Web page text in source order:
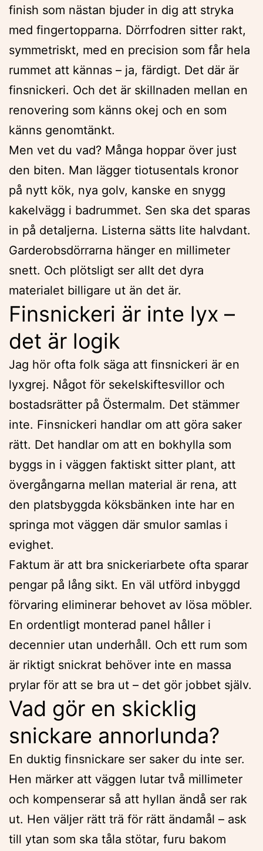
finish som nästan bjuder in dig att stryka
med fingertopparna. Dörrfodren sitter rakt,
symmetriskt, med en precision som får hela
rummet att kännas – ja, färdigt. Det där är
finsnickeri. Och det är skillnaden mellan en
renovering som känns okej och en som
känns genomtänkt.
Men vet du vad? Många hoppar över just
den biten. Man lägger tiotusentals kronor
på nytt kök, nya golv, kanske en snygg
kakelvägg i badrummet. Sen ska det sparas
in på detaljerna. Listerna sätts lite halvdant.
Garderobsdörrarna hänger en millimeter
snett. Och plötsligt ser allt det dyra
materialet billigare ut än det är.
Finsnickeri är inte lyx –
det är logik
Jag hör ofta folk säga att finsnickeri är en
lyxgrej. Något för sekelskiftesvillor och
bostadsrätter på Östermalm. Det stämmer
inte. Finsnickeri handlar om att göra saker
rätt. Det handlar om att en bokhylla som
byggs in i väggen faktiskt sitter plant, att
övergångarna mellan material är rena, att
den platsbyggda köksbänken inte har en
springa mot väggen där smulor samlas i
evighet.
Faktum är att bra snickeriarbete ofta sparar
pengar på lång sikt. En väl utförd inbyggd
förvaring eliminerar behovet av lösa möbler.
En ordentligt monterad panel håller i
decennier utan underhåll. Och ett rum som
är riktigt snickrat behöver inte en massa
prylar för att se bra ut – det gör jobbet själv.
Vad gör en skicklig
snickare annorlunda?
En duktig finsnickare ser saker du inte ser.
Hen märker att väggen lutar två millimeter
och kompenserar så att hyllan ändå ser rak
ut. Hen väljer rätt trä för rätt ändamål – ask
till ytan som ska tåla stötar, furu bakom